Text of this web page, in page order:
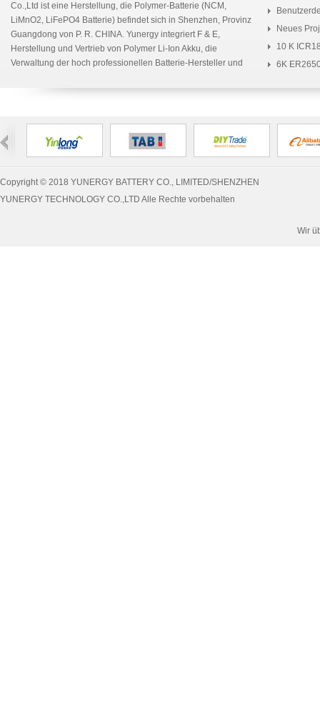
Co.,Ltd ist eine Herstellung, die Polymer-Batterie (NCM,
LiMnO2, LiFePO4 Batterie) befindet sich in Shenzhen, Provinz
Guangdong von P. R. CHINA. Yunergy integriert F & E,
Herstellung und Vertrieb von Polymer Li-Ion Akku, die
Verwaltung der hoch professionellen Batterie-Hersteller und
Pol...
Neues
P...10 K
nach ...
6K
Copyright © 2018 YUNERGY BATTERY CO., LIMITED/SHENZHEN
YUNERGY TECHNOLOGY CO.,LTD Alle Rechte vorbehalten
Wir